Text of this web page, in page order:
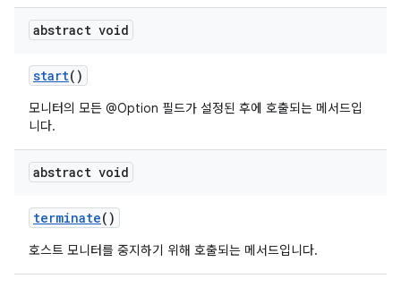
abstract void
start()
모니터의 모든 @Option 필드가 설정된 후에 호출되는 메서드입
니다.
abstract void
terminate()
호스트 모니터를 중지하기 위해 호출되는 메서드입니다.